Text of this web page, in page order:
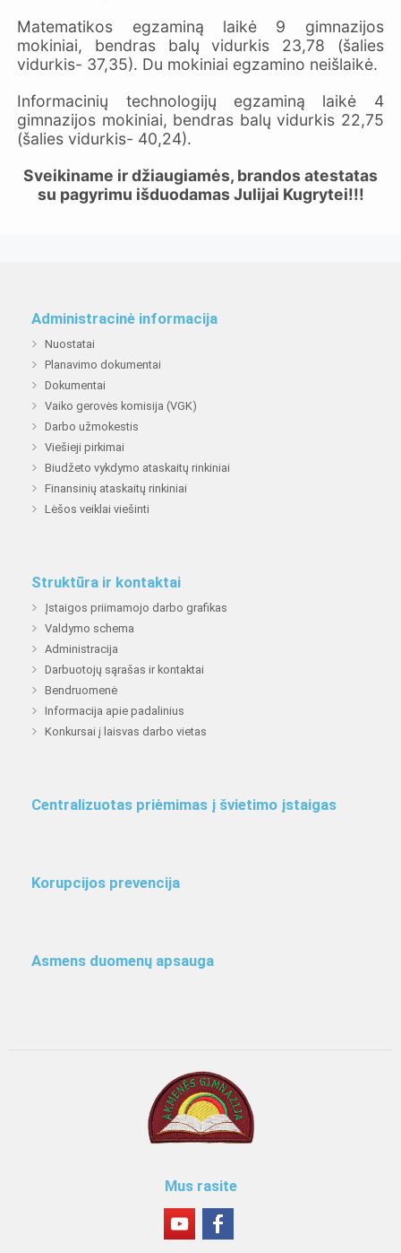
Matematikos egzaminą laikė 9 gimnazijos
mokiniai, bendras balų vidurkis 23,78 (šalies
vidurkis- 37,35). Du mokiniai egzamino neišlaikė.
Informacinių technologijų egzaminą laikė 4
gimnazijos mokiniai, bendras balų vidurkis 22,75
(šalies vidurkis- 40,24).
Sveikiname ir džiaugiamės, brandos atestatas
su pagyrimu išduodamas Julijai Kugrytei!!!
Administracinė informacija
Nuostatai
Planavimo dokumentai
Dokumentai
Vaiko gerovės komisija (VGK)
Darbo užmokestis
Viešieji pirkimai
Biudžeto vykdymo ataskaitų rinkiniai
Finansinių ataskaitų rinkiniai
Lėšos veiklai viešinti
Struktūra ir kontaktai
Įstaigos priimamojo darbo grafikas
Valdymo schema
Administracija
Darbuotojų sąrašas ir kontaktai
Bendruomenė
Informacija apie padalinius
Konkursai į laisvas darbo vietas
Centralizuotas priėmimas į švietimo įstaigas
Korupcijos prevencija
Asmens duomenų apsauga
Mus rasite